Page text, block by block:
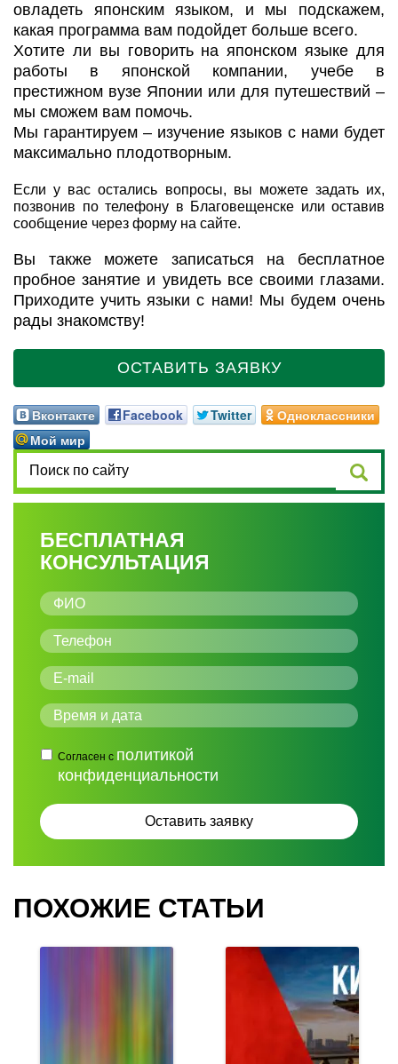
овладеть японским языком, и мы подскажем,
какая программа вам подойдет больше всего.
Хотите ли вы говорить на японском языке для
работы в японской компании, учебе в
престижном вузе Японии или для путешествий –
мы сможем вам помочь.
Мы гарантируем – изучение языков с нами будет
максимально плодотворным.
Если у вас остались вопросы, вы можете задать их,
позвонив по телефону в Благовещенске или оставив
сообщение через форму на сайте.
Вы также можете записаться на бесплатное
пробное занятие и увидеть все своими глазами.
Приходите учить языки с нами! Мы будем очень
рады знакомству!
ОСТАВИТЬ ЗАЯВКУ
Вконтакте Facebook Twitter
Одноклассники
Мой мир
БЕСПЛАТНАЯ
КОНСУЛЬТАЦИЯ
Согласен с политикой
конфиденциальности
ПОХОЖИЕ СТАТЬИ